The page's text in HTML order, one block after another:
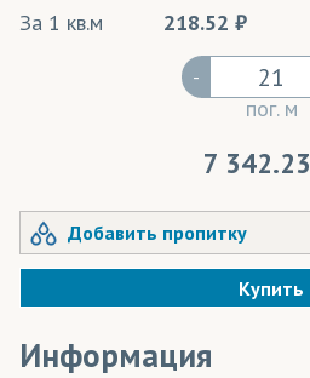
За 1 кв.м
218.52
-
пог. м
7 342.23
Добавить пропитку
Купить
Информация